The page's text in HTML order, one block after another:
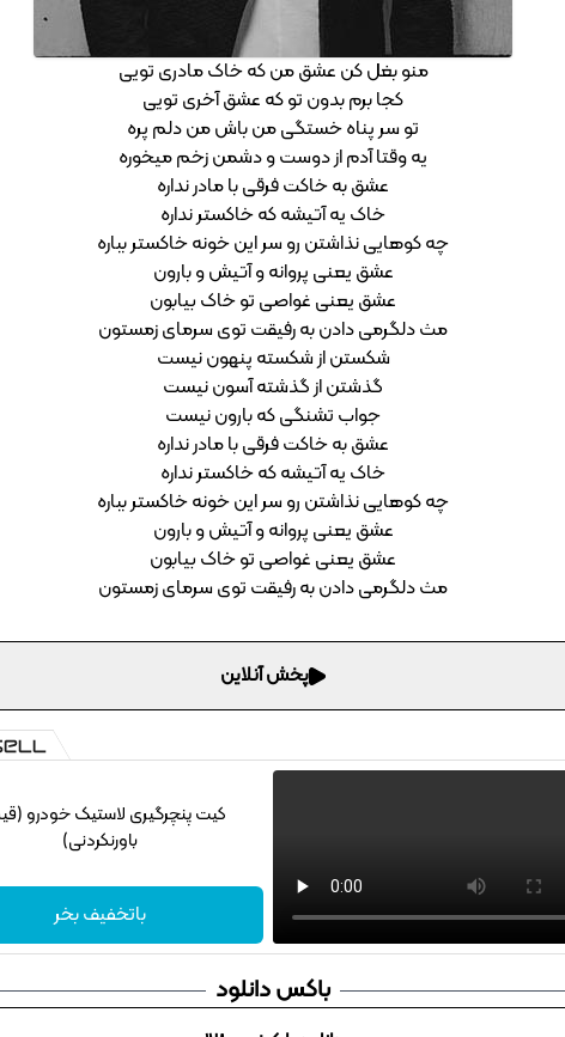
منو بغل کن عشق من که خاک مادری تویی
کجا برم بدون تو که عشق آخری تویی
تو سر پناه خستگی من باش من دلم پره
یه وقتا آدم از دوست و دشمن زخم میخوره
عشق به خاکت فرقی با مادر نداره
خاک یه آتیشه که خاکستر نداره
چه کوهایی نذاشتن رو سر این خونه خاکستر بباره
عشق یعنی پروانه و آتیش و بارون
عشق یعنی غواصی تو خاک بیابون
مث دلگرمی دادن به رفیقت توی سرمای زمستون
شکستن از شکسته پنهون نیست
گذشتن از گذشته آسون نیست
جواب تشنگی که بارون نیست
عشق به خاکت فرقی با مادر نداره
خاک یه آتیشه که خاکستر نداره
چه کوهایی نذاشتن رو سر این خونه خاکستر بباره
عشق یعنی پروانه و آتیش و بارون
عشق یعنی غواصی تو خاک بیابون
مث دلگرمی دادن به رفیقت توی سرمای زمستون
پخش آنلاین
کیت پنچرگیری لاستیک خودرو
باورنکردنی)
باتخفیف بخر
باکس دانلود